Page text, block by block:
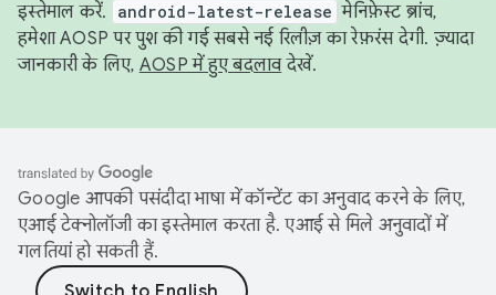
इस्तेमाल करें.
android-latest-release मेनिफ़ेस्ट ब्रांच,
हमेशा AOSP पर पुश की गई सबसे नई रिलीज़ का रेफ़रंस देगी. ज़्यादा
जानकारी के लिए, AOSP में हुए बदलावदेखें.
Google आपकी पसंदीदा भाषा में कॉन्टेंट का अनुवाद करने के लिए,
एआई टेक्नोलॉजी का इस्तेमाल करता है. एआई से मिले अनुवादों में
गलतियां हो सकती हैं.